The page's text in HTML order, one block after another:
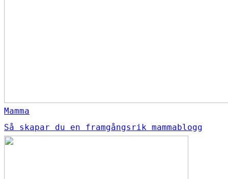
Mamma
Så skapar du en framgångsrik mammablogg